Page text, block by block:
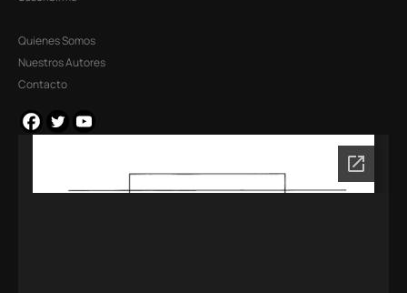
Quienes Somos
Nuestros Autores
Contacto